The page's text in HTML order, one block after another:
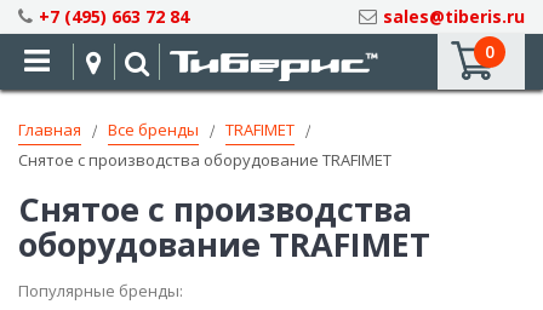
Skip
to
Content
+7 (495) 663 72 84
sales@tiberis.ru
0
Главная Все бренды
TRAFIMET
Снятое с производства оборудование TRAFIMET
Снятое с производства
оборудование TRAFIMET
Популярные бренды: